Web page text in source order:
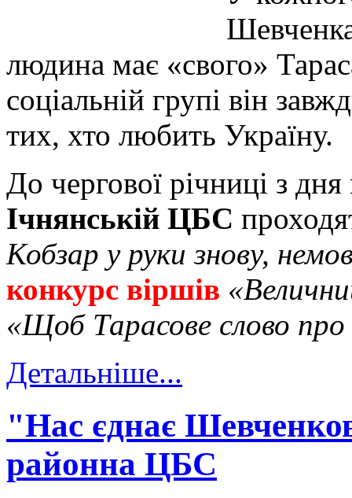
людина має «свого»
соціальній групі він
тих, хто любить Україну.
До чергової річниці з
Ічнянській ЦБС
Кобзар у руки знову,
конкурс віршів
«Щоб Тарасове слово
Детальніше...
"Нас єднає
районна ЦБС